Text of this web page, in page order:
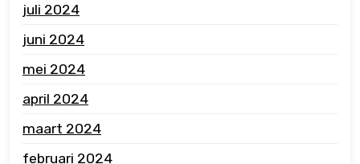
juli 2024
juni 2024
mei 2024
april 2024
maart 2024
februari 2024